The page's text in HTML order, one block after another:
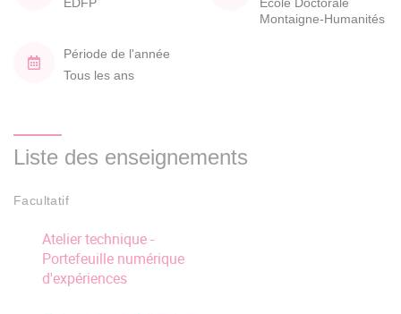
Montaigne-Humanités
Période de l'année
Tous les ans
Liste des enseignements
Facultatif
Atelier technique -
Portefeuille numérique
d'expériences